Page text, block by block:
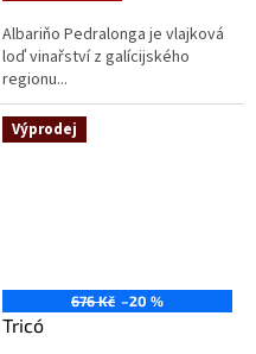
Albariňo Pedralonga je vlajková
loď vinařství z galícijského
regionu...
Výprodej
676 Kč –20 %
Tricó